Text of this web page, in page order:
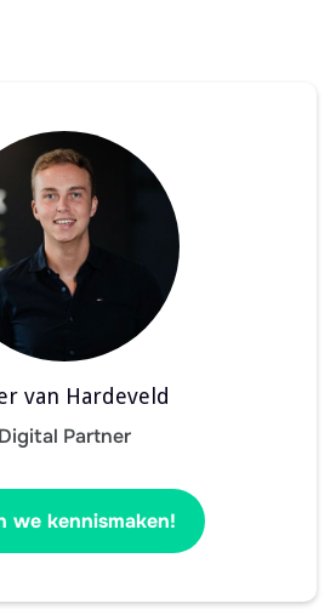
van Hardeveld
Digital Partner
we kennismaken!